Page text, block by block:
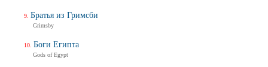
Братья из Гримсби
Grimsby
Боги Египта
Gods of Egypt